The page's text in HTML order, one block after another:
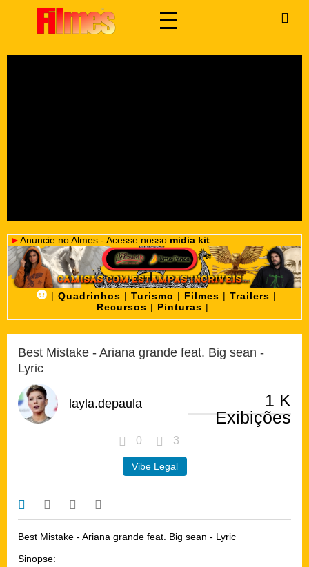
►Anuncie no Almes - Acesse nosso midia kit
☻| Quadrinhos | Turismo | Filmes | Trailers |
Recursos | Pinturas |
Best Mistake - Ariana grande feat. Big sean -
Lyric
layla.depaula
1 K
Exibições
0 3
Vibe Legal
Best Mistake - Ariana grande feat. Big sean - Lyric
Sinopse: